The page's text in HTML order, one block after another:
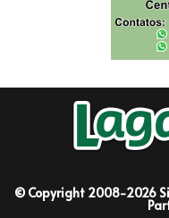
© Copyright 2008-2026